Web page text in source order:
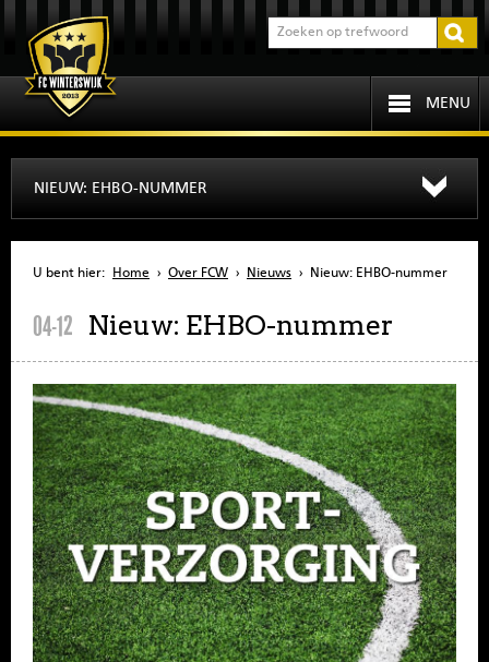
MENU
JEUGD
SENIOREN
SPONSOREN
CONTACT
MENU
NIEUW: EHBO-NUMMER
U bent hier: Home › Over FCW › Nieuws › Nieuw: EHBO-nummer
04-12 Nieuw: EHBO-nummer